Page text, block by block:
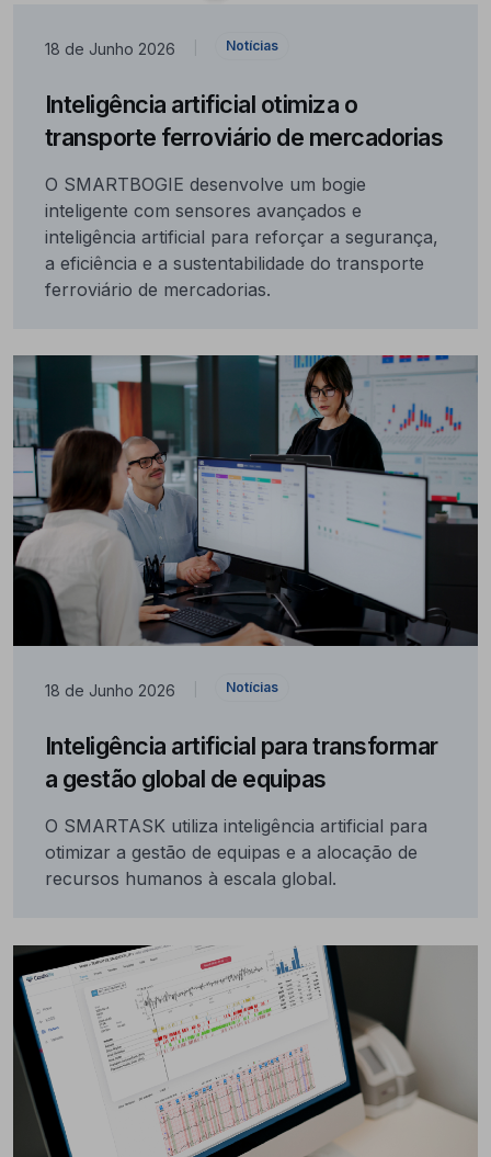
18 de Junho 2026 Notícias
Inteligência artificial otimiza o
transporte ferroviário de mercadorias
O SMARTBOGIE desenvolve um bogie
inteligente com sensores avançados e
inteligência artificial para reforçar a segurança,
a eficiência e a sustentabilidade do transporte
ferroviário de mercadorias.
18 de Junho 2026 Notícias
Inteligência artificial para transformar
a gestão global de equipas
O SMARTASK utiliza inteligência artificial para
otimizar a gestão de equipas e a alocação de
recursos humanos à escala global.